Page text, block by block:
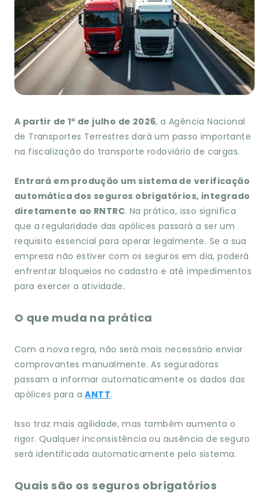
A partir de 1º de julho de 2026, a Agência Nacional
de Transportes Terrestres dará um passo importante
na fiscalização do transporte rodoviário de cargas.
Entrará em produção um sistema de verificação
automática dos seguros obrigatórios, integrado
diretamente ao RNTRC. Na prática, isso significa
que a regularidade das apólices passará a ser um
requisito essencial para operar legalmente. Se a sua
empresa não estiver com os seguros em dia, poderá
enfrentar bloqueios no cadastro e até impedimentos
para exercer a atividade.
O que muda na prática
Com a nova regra, não será mais necessário enviar
comprovantes manualmente. As seguradoras
passam a informar automaticamente os dados das
apólices para aANTT.
Isso traz mais agilidade, mas também aumenta o
rigor. Qualquer inconsistência ou ausência de seguro
será identificada automaticamente pelo sistema.
Quais são os seguros obrigatórios